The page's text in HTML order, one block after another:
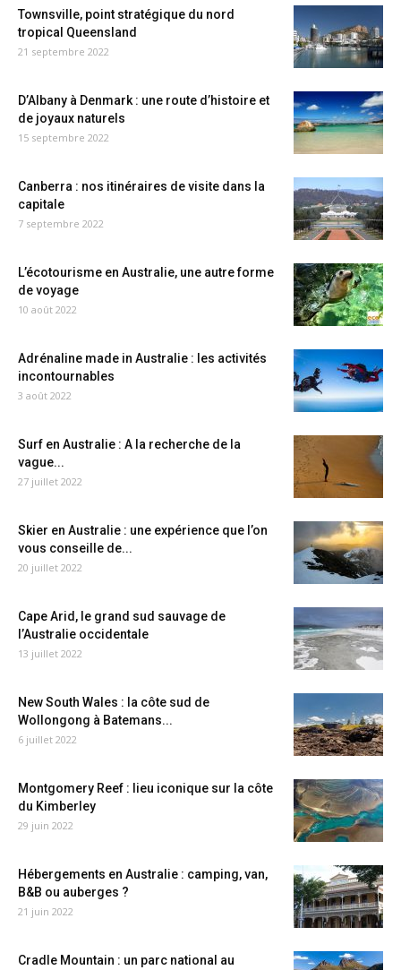
Townsville, point stratégique du nord
tropical Queensland
21 septembre 2022
D’Albany à Denmark : une route d’histoire et
de joyaux naturels
15 septembre 2022
Canberra : nos itinéraires de visite dans la
capitale
7 septembre 2022
L’écotourisme en Australie, une autre forme
de voyage
10 août 2022
Adrénaline made in Australie : les activités
incontournables
3 août 2022
Surf en Australie : A la recherche de la
vague...
27 juillet 2022
Skier en Australie : une expérience que l’on
vous conseille de...
20 juillet 2022
Cape Arid, le grand sud sauvage de
l’Australie occidentale
13 juillet 2022
New South Wales : la côte sud de
Wollongong à Batemans...
6 juillet 2022
Montgomery Reef : lieu iconique sur la côte
du Kimberley
29 juin 2022
Hébergements en Australie : camping, van,
B&B ou auberges ?
21 juin 2022
Cradle Mountain : un parc national au